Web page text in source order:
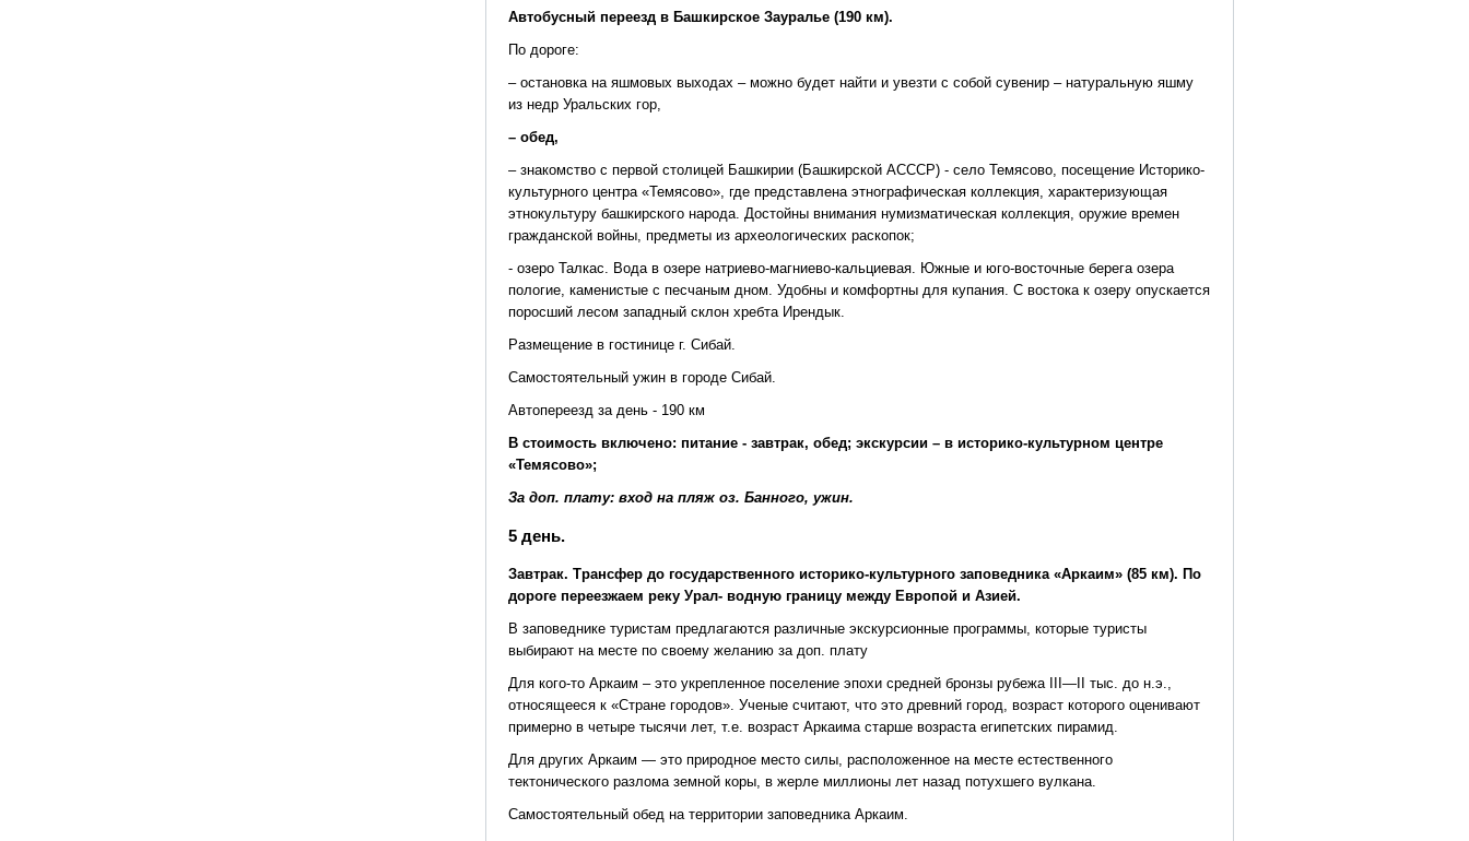
Автобусный переезд в Башкирское Зауралье (190 км).
По дороге:
– остановка на яшмовых выходах – можно будет найти и увезти с собой сувенир – натуральную яшму
из недр Уральских гор,
– обед,
– знакомство с первой столицей Башкирии (Башкирской АСССР) - село Темясово, посещение Историко-
культурного центра «Темясово», где представлена этнографическая коллекция, характеризующая
этнокультуру башкирского народа. Достойны внимания нумизматическая коллекция, оружие времен
гражданской войны, предметы из археологических раскопок;
- озеро Талкас. Вода в озере натриево-магниево-кальциевая. Южные и юго-восточные берега озера
пологие, каменистые с песчаным дном. Удобны и комфортны для купания. С востока к озеру опускается
поросший лесом западный склон хребта Ирендык.
Размещение в гостинице г. Сибай.
Самостоятельный ужин в городе Сибай.
Автопереезд за день - 190 км
В стоимость включено: питание - завтрак, обед; экскурсии – в историко-культурном центре
«Темясово»;
За доп. плату: вход на пляж оз. Банного, ужин.
5 день.
Завтрак. Трансфер до государственного историко-культурного заповедника «Аркаим» (85 км). По
дороге переезжаем реку Урал- водную границу между Европой и Азией.
В заповеднике туристам предлагаются различные экскурсионные программы, которые туристы
выбирают на месте по своему желанию за доп. плату
Для кого-то Аркаим – это укрепленное поселение эпохи средней бронзы рубежа III—II тыс. до н.э.,
относящееся к «Стране городов». Ученые считают, что это древний город, возраст которого оценивают
примерно в четыре тысячи лет, т.е. возраст Аркаима старше возраста египетских пирамид.
Для других Аркаим — это природное место силы, расположенное на месте естественного
тектонического разлома земной коры, в жерле миллионы лет назад потухшего вулкана.
Самостоятельный обед на территории заповедника Аркаим.